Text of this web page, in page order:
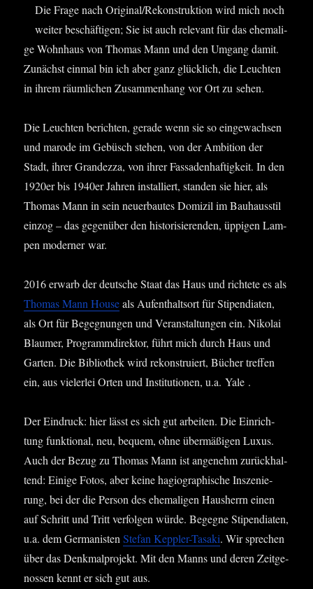
Die Fra­ge nach Original/Rekonstruktion wird mich noch
wei­ter beschäf­ti­gen; Sie ist auch rele­vant für das ehe­ma­li­
ge Wohn­haus von Tho­mas Mann und den Umgang damit.
Zunächst ein­mal bin ich aber ganz glück­lich, die Leuch­ten
in ihrem räum­li­chen Zusam­men­hang vor Ort zu sehen.
Die Leuch­ten berich­ten, gera­de wenn sie so ein­ge­wach­sen
und maro­de im Gebüsch ste­hen, von der Ambi­ti­on der
Stadt, ihrer Gran­dez­za, von ihrer Fas­sa­den­haf­tig­keit. In den
1920er bis 1940er Jah­ren instal­liert, stan­den sie hier, als
Tho­mas Mann in sein neu­erbau­tes Domi­zil im Bau­haus­stil
ein­zog – das gegen­über den his­to­ri­sie­ren­den, üppi­gen Lam­
pen moder­ner war.
2016 erwarb der deut­sche Staat das Haus und rich­te­te es als
Tho­mas Mann Houseals Auf­ent­halts­ort für Sti­pen­dia­ten,
als Ort für Begeg­nun­gen und Ver­an­stal­tun­gen ein. Niko­lai
Blau­mer, Pro­gramm­di­rek­tor, führt mich durch Haus und
Gar­ten. Die Biblio­thek wird rekon­stru­iert, Bücher tref­fen
ein, aus vie­ler­lei Orten und Insti­tu­tio­nen, u.a. Yale .
Der Ein­druck: hier lässt es sich gut arbei­ten. Die Ein­rich­
tung funk­tio­nal, neu, bequem, ohne über­mä­ßi­gen Luxus.
Auch der Bezug zu Tho­mas Mann ist ange­nehm zurück­hal­
tend: Eini­ge Fotos, aber kei­ne hagio­gra­phi­sche Insze­nie­
rung, bei der die Per­son des ehe­ma­li­gen Haus­herrn einen
auf Schritt und Tritt ver­fol­gen wür­de. Begeg­ne Sti­pen­dia­ten,
u.a. dem Ger­ma­nis­tenSte­fan Kepp­ler-Tasa­ki. Wir spre­chen
über das Denk­mal­pro­jekt. Mit den Manns und deren Zeit­ge­
nos­sen kennt er sich gut aus.